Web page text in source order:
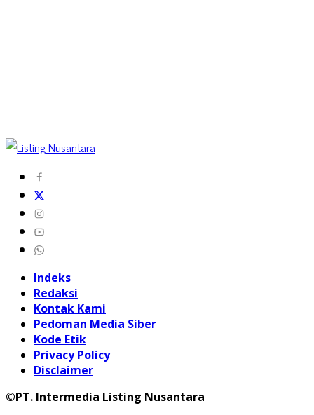
Indeks
Redaksi
Kontak Kami
Pedoman Media Siber
Kode Etik
Privacy Policy
Disclaimer
©PT. Intermedia Listing Nusantara